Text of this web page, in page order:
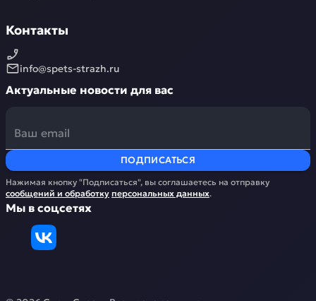
Контакты
info@spets-strazh.ru
Актуальные новости для вас
ПОДПИСАТЬСЯ
Нажимая кнопку "Подписаться", вы соглашаетесь на отправку
сообщений и обработку персональных данных.
Мы в соцсетях